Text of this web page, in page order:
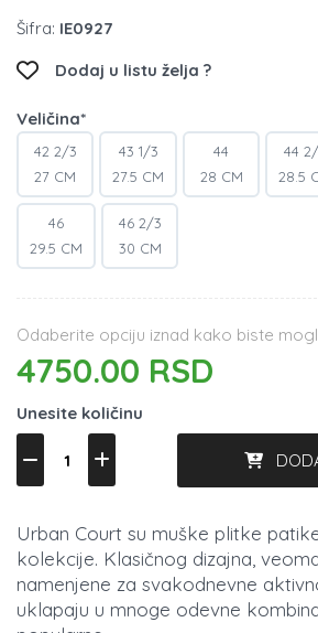
Šifra: IE0927
Dodaj u listu želja ?
Veličina*
42 2/3
27 CM
43 1/3
27.5 CM
44
28 CM
44
28.5
46
29.5 CM
46 2/3
30 CM
Odaberite opciju iznad kako biste
4750.00 RSD
Unesite količinu
Urban Court su muške plitke
kolekcije. Klasičnog dizajna,
namenjene za svakodnevne
uklapaju u mnoge odevne